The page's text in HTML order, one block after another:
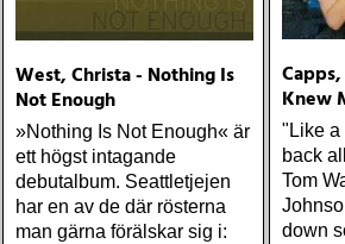
West, Christa - Nothing Is
Not Enough
»Nothing Is Not Enough« är
ett högst intagande
debutalbum. Seattletjejen
har en av de där rösterna
man gärna förälskar sig i:
Knew
"Like a
back
Tom
down